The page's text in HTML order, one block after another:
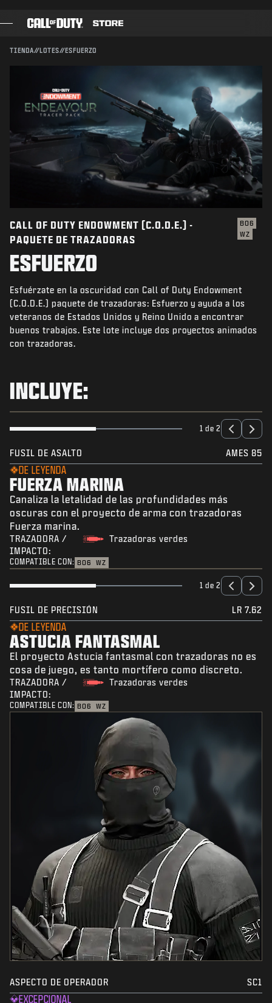
PASE DE BATALLA
PUNTOS COD
TIENDA DE EQUIPAMIENTO
TIENDA
ESPORTS
ATENCIÓN AL CLIENTE
TIENDA//LOTES//ESFUERZO
Compatible con:
CANCELAR
Activision podría actualizar, reemplazar o quitar este
contenido del juego en cualquier momento.
CALL OF DUTY ENDOWMENT (C.O.D.E.) -
PAQUETE DE TRAZADORAS
BO6
WZ
ESFUERZO
Esfuérzate en la oscuridad con Call of Duty Endowment
(C.O.D.E.) paquete de trazadoras: Esfuerzo y ayuda a los
veteranos de Estados Unidos y Reino Unido a encontrar
buenos trabajos. Este lote incluye dos proyectos animados
con trazadoras.
INCLUYE:
1 de 2
FUSIL DE ASALTO AMES 85
DE LEYENDA
FUERZA MARINA
Canaliza la letalidad de las profundidades más
oscuras con el proyecto de arma con trazadoras
Fuerza marina.
TRAZADORA /
IMPACTO:
Trazadoras verdes
COMPATIBLE CON: BO6 WZ
1 de 2
FUSIL DE PRECISIÓN LR 7.62
DE LEYENDA
ASTUCIA FANTASMAL
El proyecto Astucia fantasmal con trazadoras no es
cosa de juego, es tanto mortífero como discreto.
TRAZADORA /
IMPACTO:
Trazadoras verdes
COMPATIBLE CON: BO6 WZ
ASPECTO DE OPERADOR SC1
EXCEPCIONAL